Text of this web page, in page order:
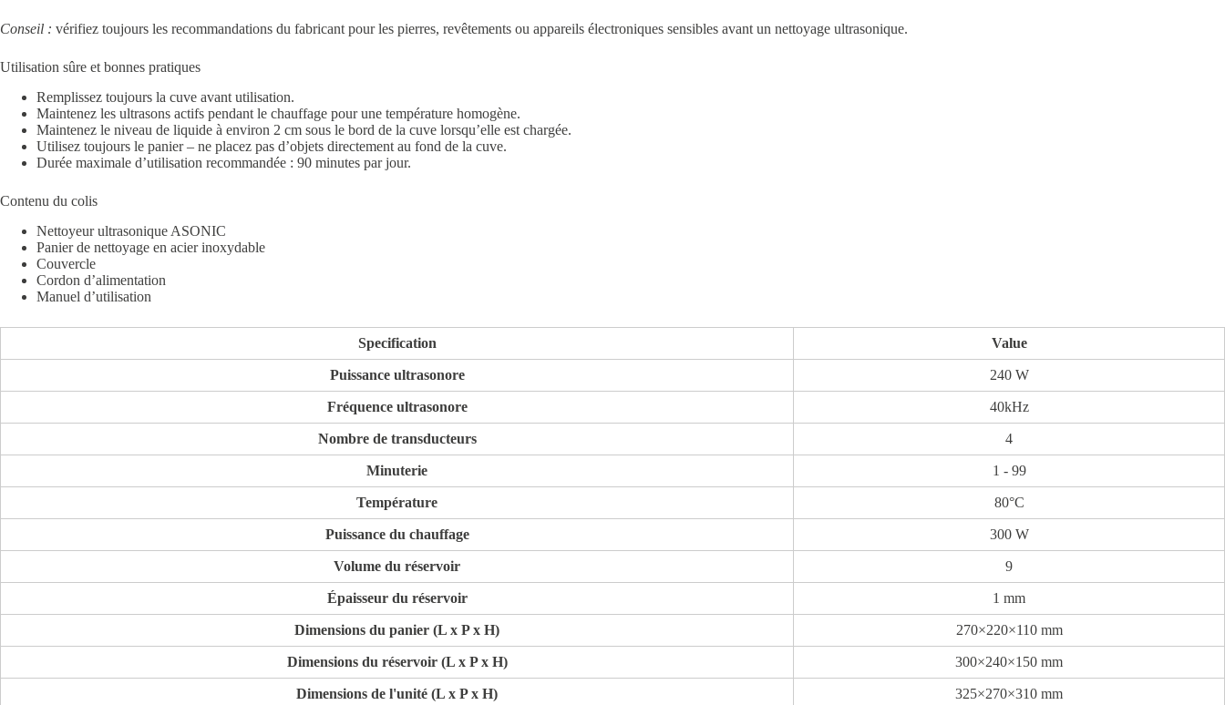
Conseil : vérifiez toujours les recommandations du fabricant pour les pierres, revêtements ou appareils électroniques sensibles avant un nettoyage ultrasonique.
Utilisation sûre et bonnes pratiques
Remplissez toujours la cuve avant utilisation.
Maintenez les ultrasons actifs pendant le chauffage pour une température homogène.
Maintenez le niveau de liquide à environ 2 cm sous le bord de la cuve lorsqu’elle est chargée.
Utilisez toujours le panier – ne placez pas d’objets directement au fond de la cuve.
Durée maximale d’utilisation recommandée : 90 minutes par jour.
Contenu du colis
Nettoyeur ultrasonique ASONIC
Panier de nettoyage en acier inoxydable
Couvercle
Cordon d’alimentation
Manuel d’utilisation
Specification Value
Puissance ultrasonore 240 W
Fréquence ultrasonore 40kHz
Nombre de transducteurs 4
Minuterie 1 - 99
Température 80°C
Puissance du chauffage 300 W
Volume du réservoir 9
Épaisseur du réservoir 1 mm
Dimensions du panier (L x P x H) 270×220×110 mm
Dimensions du réservoir (L x P x H) 300×240×150 mm
Dimensions de l'unité (L x P x H) 325×270×310 mm